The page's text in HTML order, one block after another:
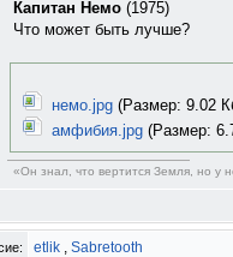
Капитан Немо (1975)
Что может быть лучше?
немо.jpg(Размер: 9.02
амфибия.jpg(Размер:
«Он знал, что вертится Земля, но у
etlik , Sabretooth